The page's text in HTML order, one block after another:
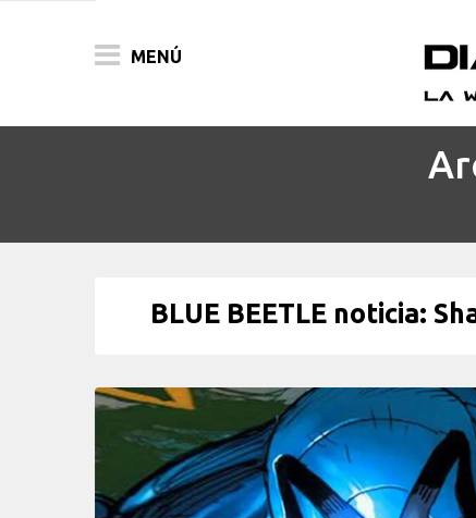
MENÚ
BLUE BEETLE noticia:
FESTIVALES